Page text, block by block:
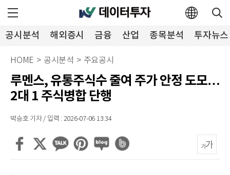
공시분석 해외증시 금융 산업 종목분석 투자뉴스
HOME > 공시분석 > 주요공시
루멘스, 유통주식수 줄여 주가 안정 도모…
2대 1 주식병합 단행
박승호 기자 / 입력 : 2026-07-06 13:34